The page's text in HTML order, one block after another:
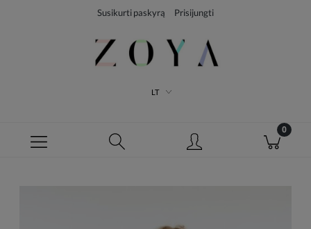
Susikurti paskyrą Prisijungti
LT